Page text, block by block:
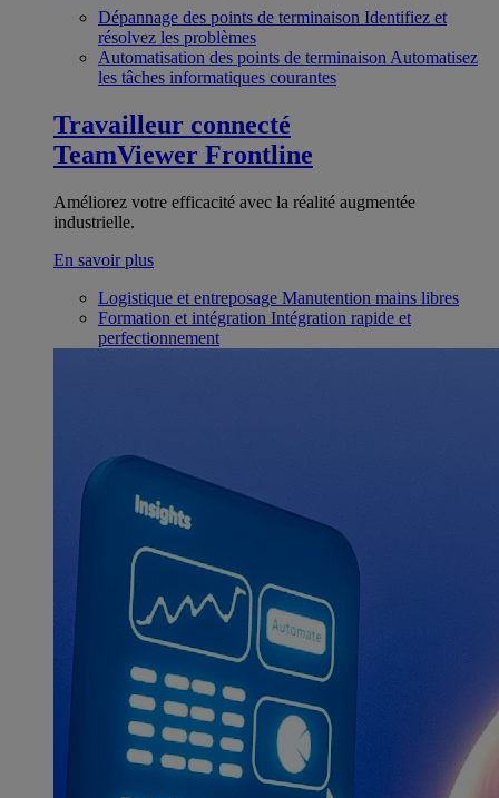
Dépannage des points de terminaison Identifiez et
résolvez les problèmes
Automatisation des points de terminaison Automatisez
les tâches informatiques courantes
Travailleur connecté
TeamViewer Frontline
Améliorez votre efficacité avec la réalité augmentée
industrielle.
En savoir plus
Logistique et entreposage Manutention mains libres
Formation et intégration Intégration rapide et
perfectionnement